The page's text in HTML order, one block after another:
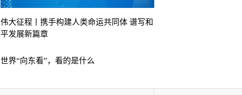
伟大征程丨携手构建人类命运共同体 谱写和
平发展新篇章
世界“向东看”，看的是什么